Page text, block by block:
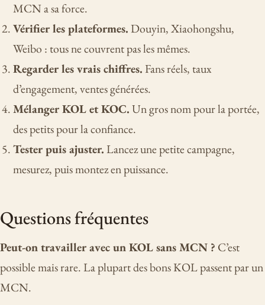
MCN a sa force.
Vérifier les plateformes.Douyin, Xiaohongshu,
Weibo : tous ne couvrent pas les mêmes.
Regarder les vrais chiffres. Fans réels, taux
d’engagement, ventes générées.
Mélanger KOL et KOC.Un gros nom pour la portée,
des petits pour la confiance.
Tester puis ajuster.Lancez une petite campagne,
mesurez, puis montez en puissance.
Questions fréquentes
Peut-on travailler avec un KOL sans MCN ? C’est
possible mais rare. La plupart des bons KOL passent par un
MCN.